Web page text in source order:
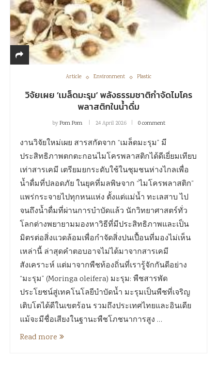
Article Environment Plastic
วิจัยเผย ‘เมล็ดมะรุม’ พลังธรรมชาติกำจัดไมโคร
พลาสติกในน้ำดื่ม
byPom Pom 24 April 2026 0 comment
งานวิจัยใหม่เผย สารสกัดจาก “เมล็ดมะรุม” มี
ประสิทธิภาพตกตะกอนไมโครพลาสติกได้ดีเยี่ยมเทียบ
เท่าสารเคมี เตรียมยกระดับใช้ในชุมชนห่างไกลเพื่อ
น้ำดื่มที่ปลอดภัย ในยุคที่มลพิษจาก “ไมโครพลาสติก”
แพร่กระจายไปทุกหนแห่ง ตั้งแต่แม่น้ำ ทะเลสาบ ไป
จนถึงน้ำดื่มที่ผ่านการบำบัดแล้ว นักวิทยาศาสตร์ทั่ว
โลกต่างพยายามมองหาวิธีที่มีประสิทธิภาพและเป็น
มิตรต่อสิ่งแวดล้อมเพื่อกำจัดสิ่งปนเปื้อนที่มองไม่เห็น
เหล่านี้ ล่าสุดคำตอบอาจไม่ได้มาจากสารเคมี
สังเคราะห์ แต่มาจากพืชท้องถิ่นที่เรารู้จักกันดีอย่าง
“มะรุม” (Moringa oleifera) มะรุม: พืชสารพัด
ประโยชน์สู่เทคโนโลยีบำบัดน้ำ มะรุมเป็นพืชที่เจริญ
เติบโตได้ดีในเขตร้อน รวมถึงประเทศไทยและอินเดีย
แม้จะมีชื่อเสียงในฐานะพืชโภชนาการสูง …
Read more